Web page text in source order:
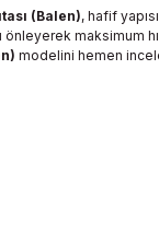
(Balen), hafif
önleyerek maksimum
modelini hemen